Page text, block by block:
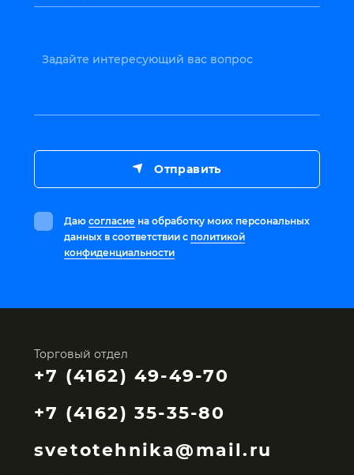
Задайте интересующий вас вопрос
Даю согласие на обработку моих персональных
данных в соответствии с политикой
конфиденциальности
Отправить
Торговый отдел
+7 (4162) 49-49-70
+7 (4162) 35-35-80
svetotehnika@mail.ru